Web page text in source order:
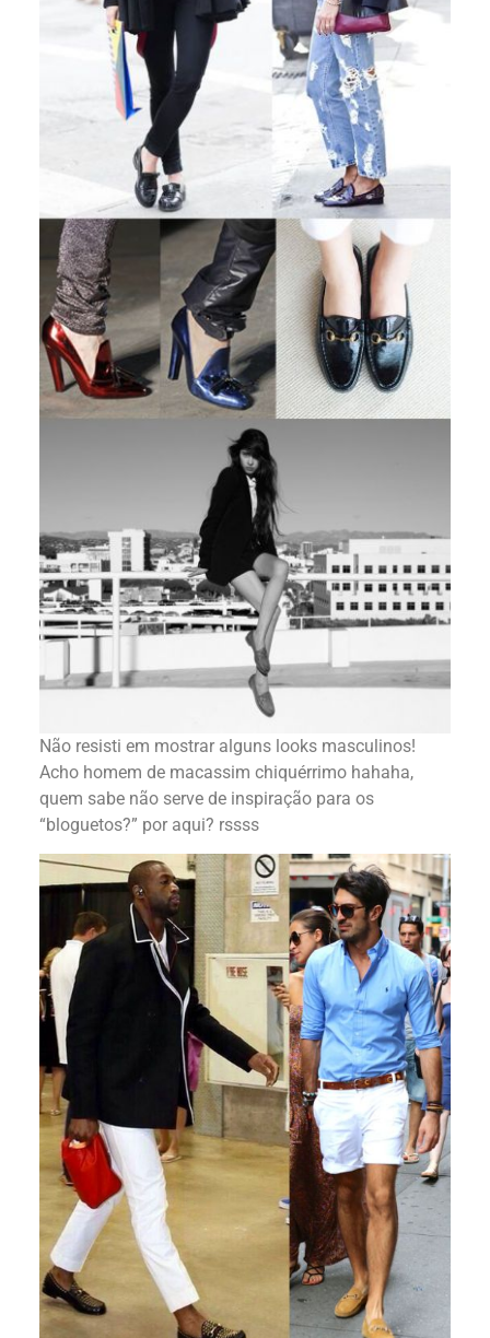
Não resisti em mostrar alguns looks masculinos!
Acho homem de macassim chiquérrimo hahaha,
quem sabe não serve de inspiração para os
“bloguetos?” por aqui? rssss